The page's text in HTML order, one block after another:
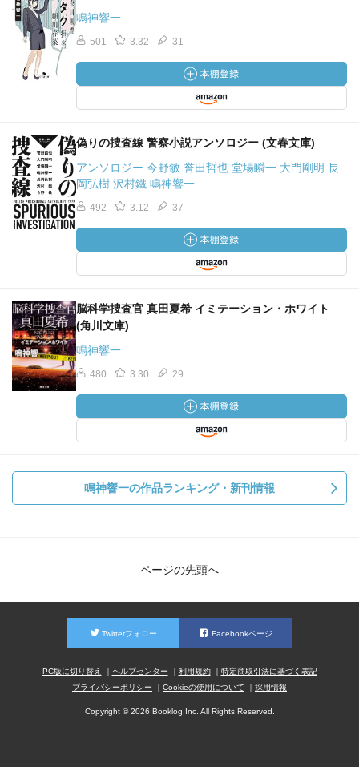
鳴神響一
501 3.32 31
偽りの捜査線 警察小説アンソロジー (文春文庫)
アンソロジー 今野敏 誉田哲也 堂場瞬一 大門剛明 長
岡弘樹 沢村鐵 鳴神響一
492 3.12 37
脳科学捜査官 真田夏希 イミテーション・ホワイト
(角川文庫)
鳴神響一
480 3.30 29
鳴神響一の作品ランキング・新刊情報
ページの先頭へ
Twitterフォロー Facebookページ
PC版に切り替え ヘルプセンター 利用規約
特定商取引法に基づく表記
プライバシーポリシー
Cookieの使用について 採用情報
Copyright © 2026 Booklog,Inc. All Rights Reserved.